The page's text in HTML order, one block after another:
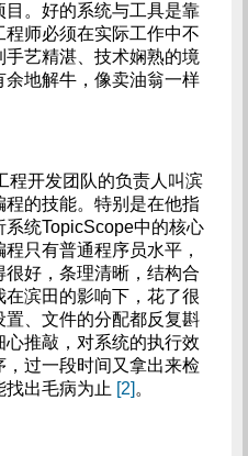
。好的系统与工具是靠
师必须在实际工作中不
艺精湛、技术娴熟的境
地解牛，像卖油翁一样
程开发团队的负责人叫滨
程的技能。特别是在他指
统TopicScope中的核心
只有普通程序员水平，
好，条理清晰，结构合
滨田的影响下，花了很
、文件的分配都反复斟
推敲，对系统的执行效
过一段时间又拿出来检
出毛病为止 [2] 。